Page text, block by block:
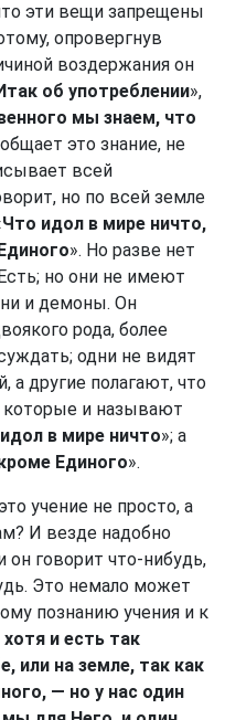
эти вещи запрещены
опровергнув
воздержания он
об употреблении»,
мы знаем, что
это знание, не
всей
но по всей земле
Что идол в мире ничто,
». Но разве нет
но они не имеют
и демоны. Он
рода, более
одни не видят
а другие полагают, что
и называют
идол в мире ничто»; а
Единого».
учение не просто, а
И везде надобно
он говорит что-нибудь,
Это немало может
познанию учения и к
и есть так
или на земле, так как
— но у нас один